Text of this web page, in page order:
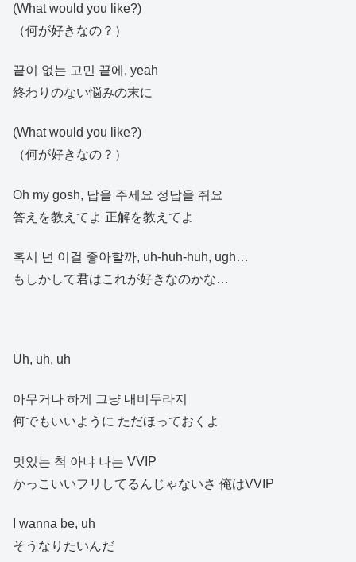
(What would you like?)
（何が好きなの？）
끝이 없는 고민 끝에, yeah
終わりのない悩みの末に
(What would you like?)
（何が好きなの？）
Oh my gosh, 답을 주세요 정답을 줘요
答えを教えてよ 正解を教えてよ
혹시 넌 이걸 좋아할까, uh-huh-huh, ugh…
もしかして君はこれが好きなのかな…
Uh, uh, uh
아무거나 하게 그냥 내비두라지
何でもいいように ただほっておくよ
멋있는 척 아냐 나는 VVIP
かっこいいフリしてるんじゃないさ 俺はVVIP
I wanna be, uh
そうなりたいんだ